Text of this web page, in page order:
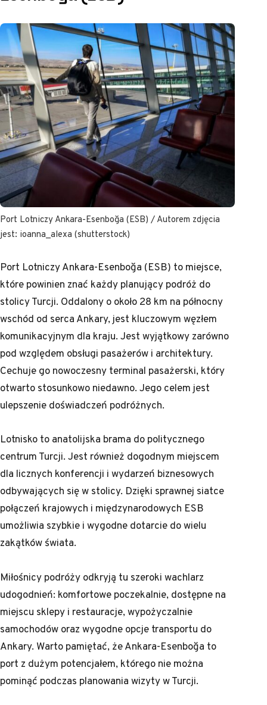
Port Lotniczy Ankara-Esenboğa (ESB) / Autorem zdjęcia
jest: ioanna_alexa (shutterstock)
Port Lotniczy Ankara-Esenboğa (ESB) to miejsce,
które powinien znać każdy planujący podróż do
stolicy Turcji. Oddalony o około 28 km na północny
wschód od serca Ankary, jest kluczowym węzłem
komunikacyjnym dla kraju. Jest wyjątkowy zarówno
pod względem obsługi pasażerów i architektury.
Cechuje go nowoczesny terminal pasażerski, który
otwarto stosunkowo niedawno. Jego celem jest
ulepszenie doświadczeń podróżnych.
Lotnisko to anatolijska brama do politycznego
centrum Turcji. Jest również dogodnym miejscem
dla licznych konferencji i wydarzeń biznesowych
odbywających się w stolicy. Dzięki sprawnej siatce
połączeń krajowych i międzynarodowych ESB
umożliwia szybkie i wygodne dotarcie do wielu
zakątków świata.
Miłośnicy podróży odkryją tu szeroki wachlarz
udogodnień: komfortowe poczekalnie, dostępne na
miejscu sklepy i restauracje, wypożyczalnie
samochodów oraz wygodne opcje transportu do
Ankary. Warto pamiętać, że Ankara-Esenboğa to
port z dużym potencjałem, którego nie można
pominąć podczas planowania wizyty w Turcji.